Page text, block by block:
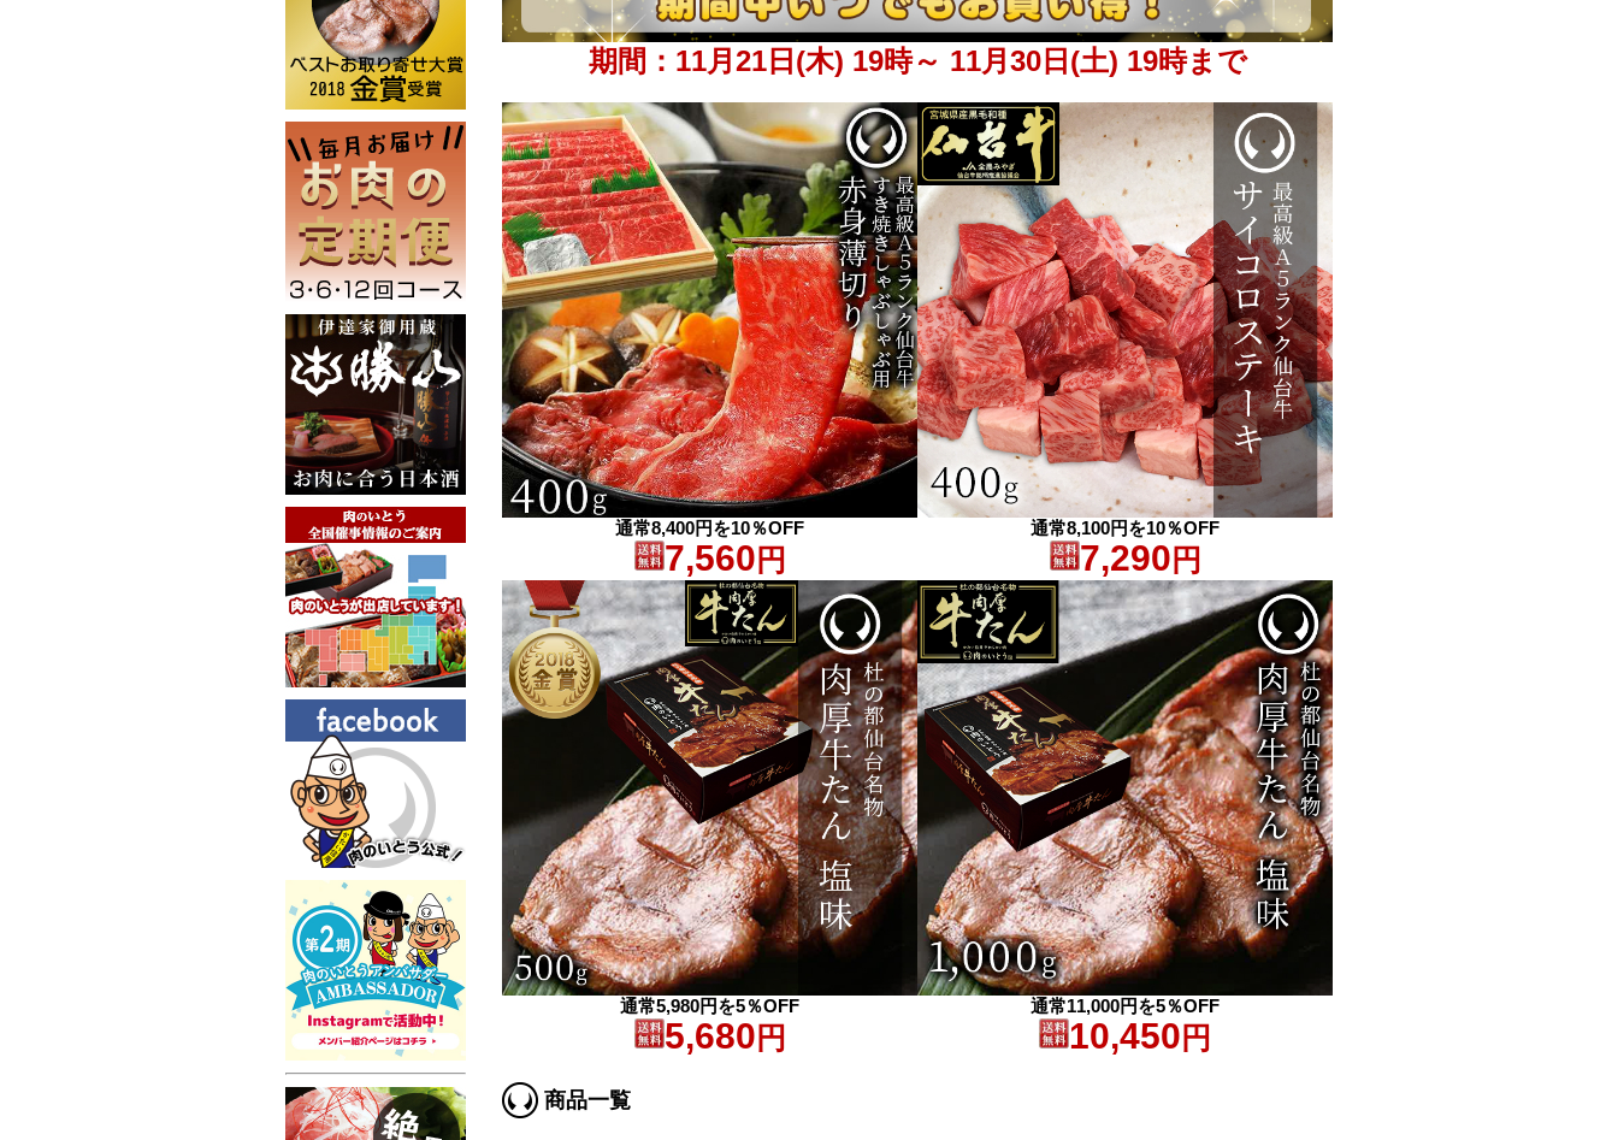
期間：11月21日(木) 19時～ 11月30日(土) 19時まで
通常8,400円を10％OFF 通常8,100円を10％OFF
7,560 円 7,290 円
通常5,980円を5％OFF 通常11,000円を5％OFF
5,680 円 10,450 円
商品一覧